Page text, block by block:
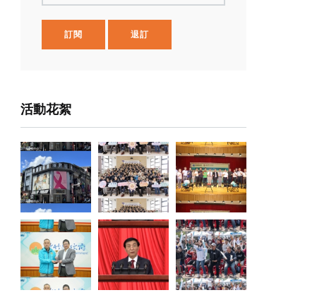
訂閱 退訂
活動花絮